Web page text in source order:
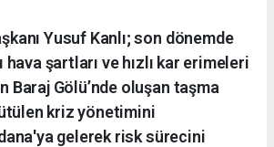
Yusuf Kanlı; son dönemde
hava şartları ve hızlı kar erimeleri
Baraj Gölü’nde oluşan taşma
kriz yönetimini
gelerek risk sürecini